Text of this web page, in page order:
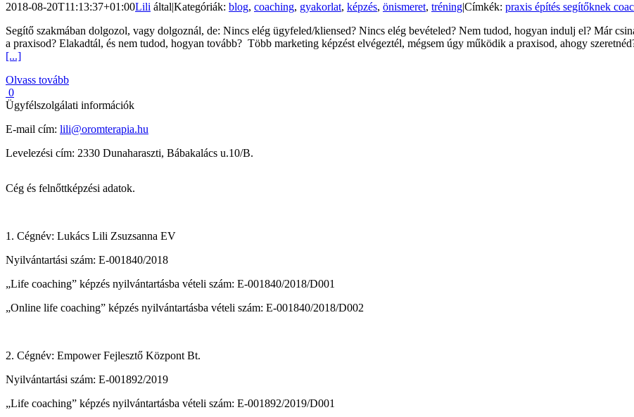
2018-08-20T11:13:37+01:00Lili által|Kategóriák: blog, coaching, gyakorlat, képzés, önismeret, tréning|Címkék: praxis építés segítőknek
Segítő szakmában dolgozol, vagy dolgoznál, de: Nincs elég ügyfeled/kliensed? Nincs elég bevételed? Nem tudod, hogyan indulj el? Már
a praxisod? Elakadtál, és nem tudod, hogyan tovább? Több marketing képzést elvégeztél, mégsem úgy működik a praxisod, ahogy
[...]
Olvass tovább
0
Ügyfélszolgálati információk
E-mail cím: lili@oromterapia.hu
Levelezési cím: 2330 Dunaharaszti, Bábakalács u.10/B.
Cég és felnőttképzési adatok.
1. Cégnév: Lukács Lili Zsuzsanna EV
Nyilvántartási szám: E-001840/2018
„Life coaching” képzés nyilvántartásba vételi szám: E-001840/2018/D001
„Online life coaching” képzés nyilvántartásba vételi szám: E-001840/2018/D002
2. Cégnév: Empower Fejlesztő Központ Bt.
Nyilvántartási szám: E-001892/2019
„Life coaching” képzés nyilvántartásba vételi szám: E-001892/2019/D001